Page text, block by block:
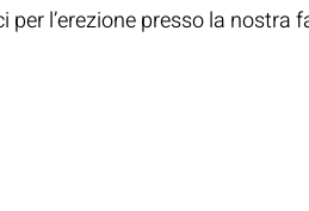
l’erezione presso la